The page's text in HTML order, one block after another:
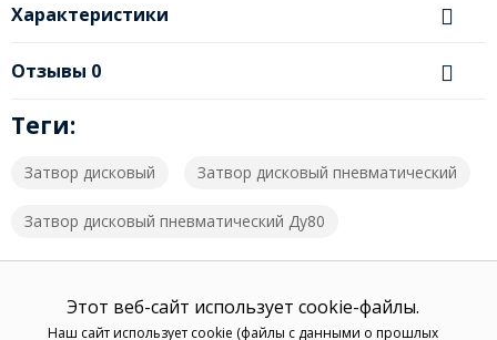
Характеристики
Отзывы 0
Теги:
Затвор дисковый Затвор дисковый пневматический
Затвор дисковый пневматический Ду80
Этот веб-сайт использует cookie-файлы.
Наш сайт использует cookie (файлы с данными о прошлых